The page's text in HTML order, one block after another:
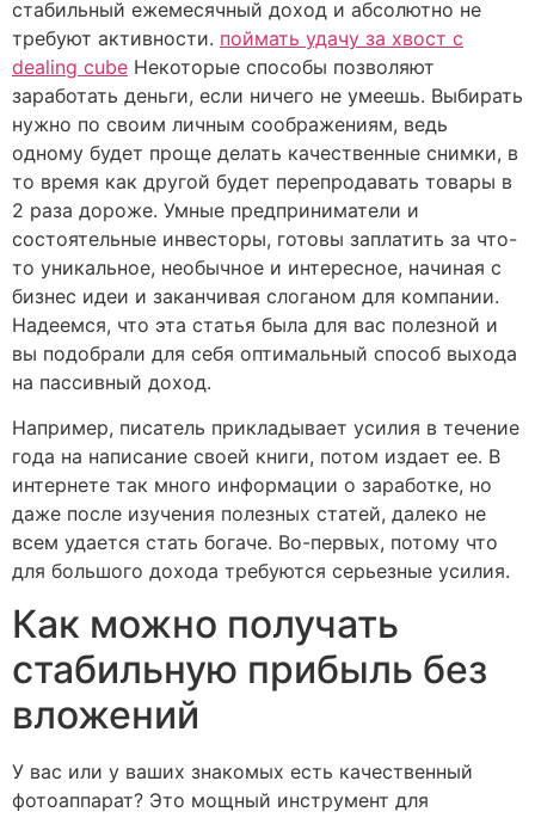
стабильный ежемесячный доход и абсолютно не
требуют активности. поймать удачу за хвост с
dealing cube Некоторые способы позволяют
заработать деньги, если ничего не умеешь. Выбирать
нужно по своим личным соображениям, ведь
одному будет проще делать качественные снимки, в
то время как другой будет перепродавать товары в
2 раза дороже. Умные предприниматели и
состоятельные инвесторы, готовы заплатить за что-
то уникальное, необычное и интересное, начиная с
бизнес идеи и заканчивая слоганом для компании.
Надеемся, что эта статья была для вас полезной и
вы подобрали для себя оптимальный способ выхода
на пассивный доход.
Например, писатель прикладывает усилия в течение
года на написание своей книги, потом издает ее. В
интернете так много информации о заработке, но
даже после изучения полезных статей, далеко не
всем удается стать богаче. Во-первых, потому что
для большого дохода требуются серьезные усилия.
Как можно получать
стабильную прибыль без
вложений
У вас или у ваших знакомых есть качественный
фотоаппарат? Это мощный инструмент для